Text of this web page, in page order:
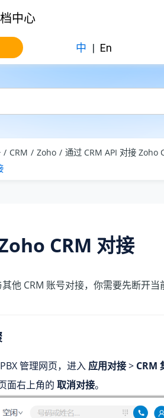
中心
中 | En
CRM Zoho
通过 CRM API 对接 Zoho
CRM 对接
他 CRM 账号对接，你需要先断开当
管理网页，进入应用对接> CRM
面右上角的 取消对接。